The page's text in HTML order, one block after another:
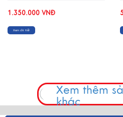
HSMDH1220-1
1.350.000 VNĐ
Xem chi tiết
Xem thêm
khác